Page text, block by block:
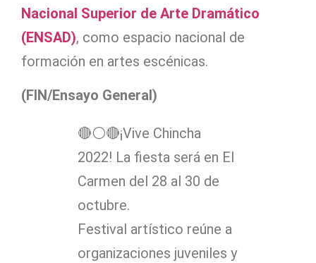
Nacional Superior de Arte Dramático
(ENSAD), como espacio nacional de
formación en artes escénicas.
(FIN/Ensayo General)
🔴⚪🔴¡Vive Chincha
2022! La fiesta será en El
Carmen del 28 al 30 de
octubre.
Festival artístico reúne a
organizaciones juveniles y